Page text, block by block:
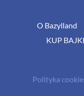
O Bazylland
KUP
Polityka